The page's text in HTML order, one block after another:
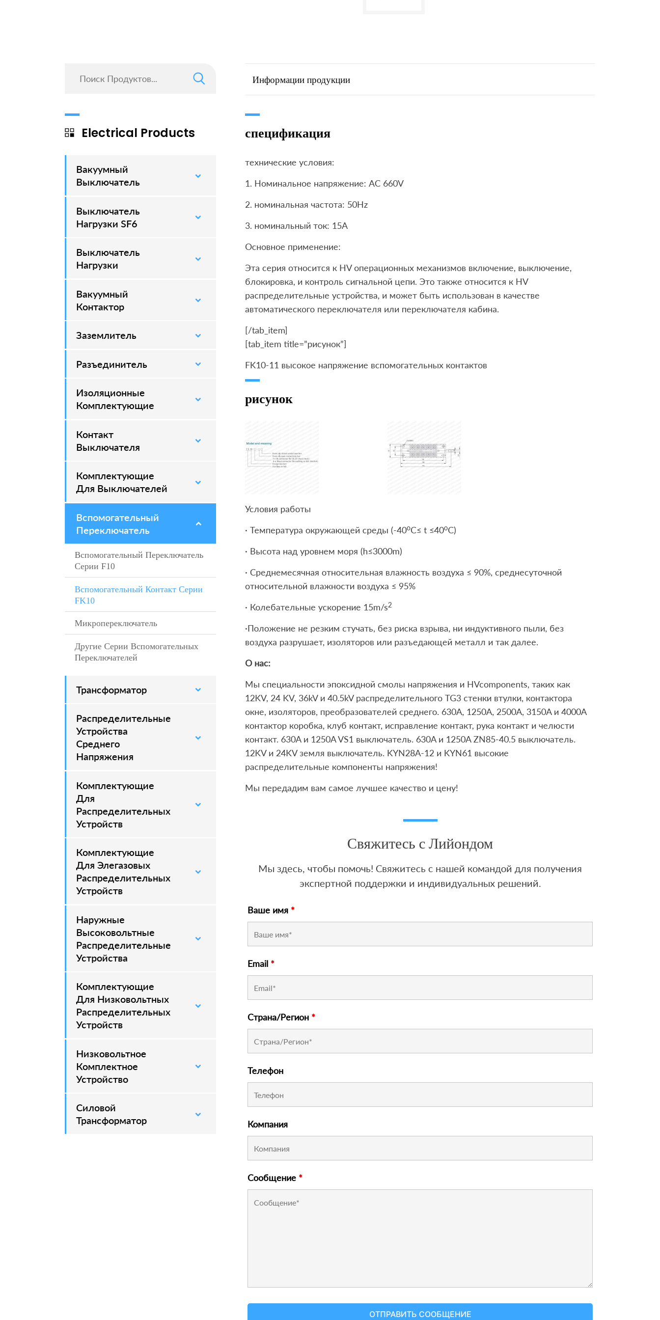
Electrical Products
Вакуумный
Выключатель
–
Выключатель
Нагрузки SF6
–
Выключатель
Нагрузки
–
Вакуумный
Контактор
–
Заземлитель
–
Разъединитель
–
Изоляционные
Комплектующие
–
Контакт
Выключателя
–
Комплектующие
Для Выключателей
–
Вспомогательный
Переключатель
–
Вспомогательный Переключатель
Серии F10
–
Вспомогательный Контакт Серии
FK10
–
Микропереключатель
–
Другие Серии Вспомогательных
Переключателей
Трансформатор
Распределительные
Устройства
Среднего
Напряжения
–
Комплектующие
Для
Распределительных
Устройств
–
Комплектующие
Для Элегазовых
Распределительных
Устройств
–
Наружные
Высоковольтные
Распределительные
Устройства
–
Комплектующие
Для Низковольтных
Распределительных
Устройств
Низковольтное
Комплектное
Устройство
Силовой
Трансформатор
–
Информации продукции
спецификация
технические условия:
1. Номинальное напряжение: AC 660V
2. номинальная частота: 50Hz
3. номинальный ток: 15A
Основное применение:
Эта серия относится к HV операционных механизмов включение, выключение,
блокировка, и контроль сигнальной цепи. Это также относится к HV
распределительные устройства, и может быть использован в качестве
автоматического переключателя или переключателя кабина.
[/tab_item]
[tab_item title=”рисунок”]
FK10-11 высокое напряжение вспомогательных контактов
рисунок
Условия работы
· Температура окружающей среды (-40oC≤ t ≤40oC)
· Высота над уровнем моря (h≤3000m)
· Среднемесячная относительная влажность воздуха ≤ 90%, среднесуточной
относительной влажности воздуха ≤ 95%
· Колебательные ускорение 15m/s2
·Положение не резким стучать, без риска взрыва, ни индуктивного пыли, без
воздуха разрушает, изоляторов или разъедающей металл и так далее.
О нас:
Мы специальности эпоксидной смолы напряжения и HVcomponents, таких как
12KV, 24 KV, 36kV и 40.5kV распределительного TG3 стенки втулки, контактора
окне, изоляторов, преобразователей среднего. 630A, 1250A, 2500A, 3150A и 4000A
контактор коробка, клуб контакт, исправление контакт, рука контакт и челюсти
контакт. 630A и 1250A VS1 выключатель. 630A и 1250A ZN85-40.5 выключатель.
12KV и 24KV земля выключатель. KYN28A-12 и KYN61 высокие
распределительные компоненты напряжения!
Мы передадим вам самое лучшее качество и цену!
Свяжитесь с Лийондом
Мы здесь, чтобы помочь! Свяжитесь с нашей командой для получения
экспертной поддержки и индивидуальных решений.
Ваше имя *
Email *
Страна/Регион *
Телефон
Компания
Сообщение *